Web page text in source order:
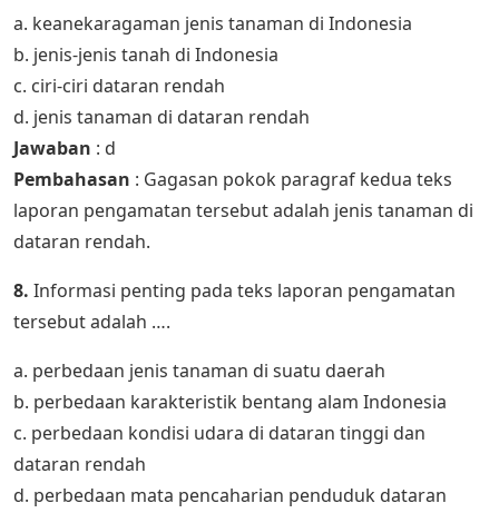
a. keanekaragaman jenis tanaman di Indonesia
b. jenis-jenis tanah di Indonesia
c. ciri-ciri dataran rendah
d. jenis tanaman di dataran rendah
Jawaban : d
Pembahasan : Gagasan pokok paragraf kedua teks
laporan pengamatan tersebut adalah jenis tanaman di
dataran rendah.
8. Informasi penting pada teks laporan pengamatan
tersebut adalah ….
a. perbedaan jenis tanaman di suatu daerah
b. perbedaan karakteristik bentang alam Indonesia
c. perbedaan kondisi udara di dataran tinggi dan
dataran rendah
d. perbedaan mata pencaharian penduduk dataran